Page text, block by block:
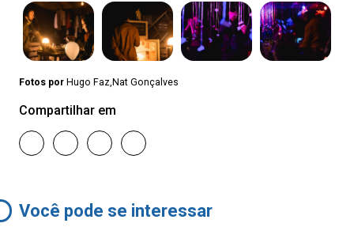
Fotos por Hugo Faz,Nat Gonçalves
Compartilhar em
Você pode se interessar